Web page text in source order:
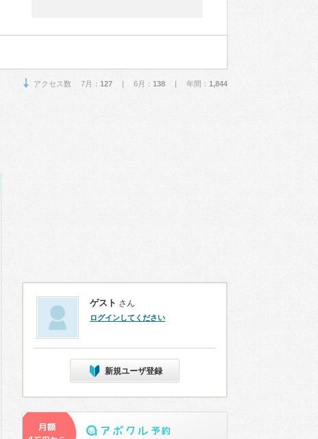
アクセス数 7月： 127 | 6月： 138 | 年間： 1,844
ゲスト さん
ログインしてください
新規ユーザ登録